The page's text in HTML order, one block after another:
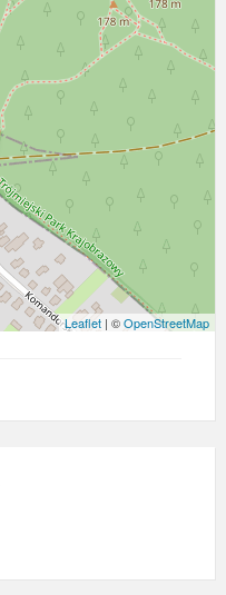
Leaflet | ©OpenStreetMap